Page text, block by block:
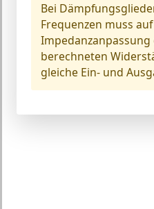
Bei
Frequenzen muss
berechneten
gleiche Ein- und